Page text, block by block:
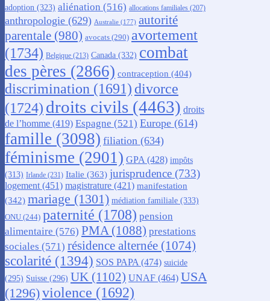
adoption (323) aliénation (516) allocations familiales (207)
anthropologie (629) Australie (177) autorité
parentale (980) avocats (290) avortement
(1734) Belgique (213) Canada (332) combat
des pères (2866) contraception (404)
discrimination (1691) divorce
(1724) droits civils (4463) droits
de l’homme (419) Espagne (521) Europe (614)
famille (3098) filiation (634)
féminisme (2901) GPA (428) impôts
(313) Irlande (231) Italie (363) jurisprudence (733)
logement (451) magistrature (421) manifestation
(342) mariage (1301) médiation familiale (333)
ONU (244) paternité (1708) pension
alimentaire (576) PMA (1088) prestations
sociales (571) résidence alternée (1074)
scolarité (1394) SOS PAPA (474) suicide
(295) Suisse (296) UK (1102) UNAF (464) USA
(1296)violence (1692)